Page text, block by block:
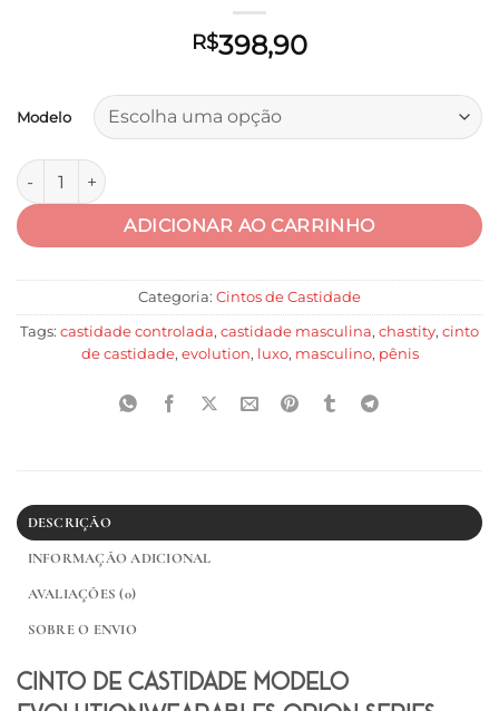
R$398,90
Modelo
Cinto de Castidade EvolutionWearables Séries Double Lock
ADICIONAR AO CARRINHO
Categoria: Cintos de Castidade
Tags: castidade controlada, castidade masculina, chastity, cinto
de castidade, evolution, luxo, masculino, pênis
DESCRIÇÃO
INFORMAÇÃO ADICIONAL
AVALIAÇÕES (0)
SOBRE O ENVIO
Cinto de Castidade Modelo